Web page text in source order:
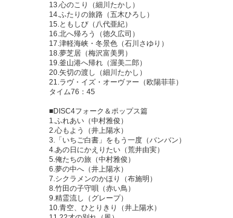
13.心のこり（細川たかし）
14.ふたりの旅路（五木ひろし）
15.ともしび（八代亜紀）
16.北へ帰ろう（徳久広司）
17.津軽海峡・冬景色（石川さゆり）
18.夢芝居（梅沢富美男）
19.釜山港へ帰れ（渥美二郎）
20.矢切の渡し（細川たかし）
21.ラヴ・イズ・オーヴァー（欧陽菲菲）
タイム76：45
■DISC4フォーク＆ポップス篇
1.ふれあい（中村雅俊）
2.心もよう（井上陽水）
3.「いちご白書」をもう一度（バンバン）
4.あの日にかえりたい（荒井由実）
5.俺たちの旅（中村雅俊）
6.夢の中へ（井上陽水）
7.シクラメンのかほり（布施明）
8.竹田の子守唄（赤い鳥）
9.精霊流し（グレープ）
10.青空、ひとりきり（井上陽水）